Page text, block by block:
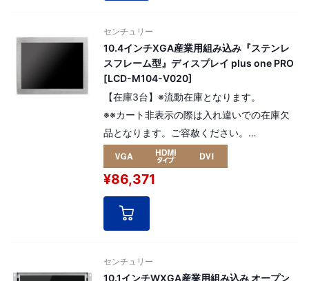
センチュリー
10.4インチXGA産業用組み込み『ステンレ
スフレーム型』ディスプレイ plus one PRO
[LCD-M104-V020]
【在庫3台】※流動在庫となります。
※※カート非表示の際は入れ違いでの在庫欠
品となります。ご容赦ください。
3000：1の高コントラスト比、高寿命液晶パ
ネルを採用した産業用組み込み『ステンレス
フレーム型』モデルの10.4インチ plus one
PRO。 解像度：XGA1024 x
768pixel（4:3）
¥86,371
センチュリー
10.1インチWXGA産業用組み込み オープン